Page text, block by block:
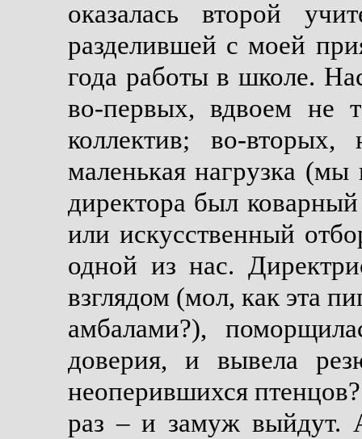
оказалась второй
разделившей с моей
года работы в школе.
во-первых, вдвоем не
коллектив; во-
маленькая нагрузка
директора был
или искусственный
одной из нас.
взглядом (мол, как эта
амбалами?),
доверия, и вывела
неоперившихся
раз – и замуж выйдут.